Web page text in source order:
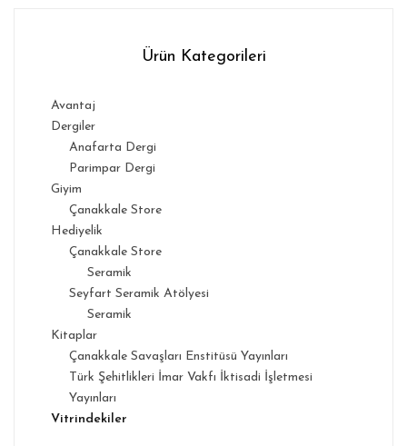
Ürün Kategorileri
Avantaj
Dergiler
Anafarta Dergi
Parimpar Dergi
Giyim
Çanakkale Store
Hediyelik
Çanakkale Store
Seramik
Seyfart Seramik Atölyesi
Seramik
Kitaplar
Çanakkale Savaşları Enstitüsü Yayınları
Türk Şehitlikleri İmar Vakfı İktisadi İşletmesi
Yayınları
Vitrindekiler